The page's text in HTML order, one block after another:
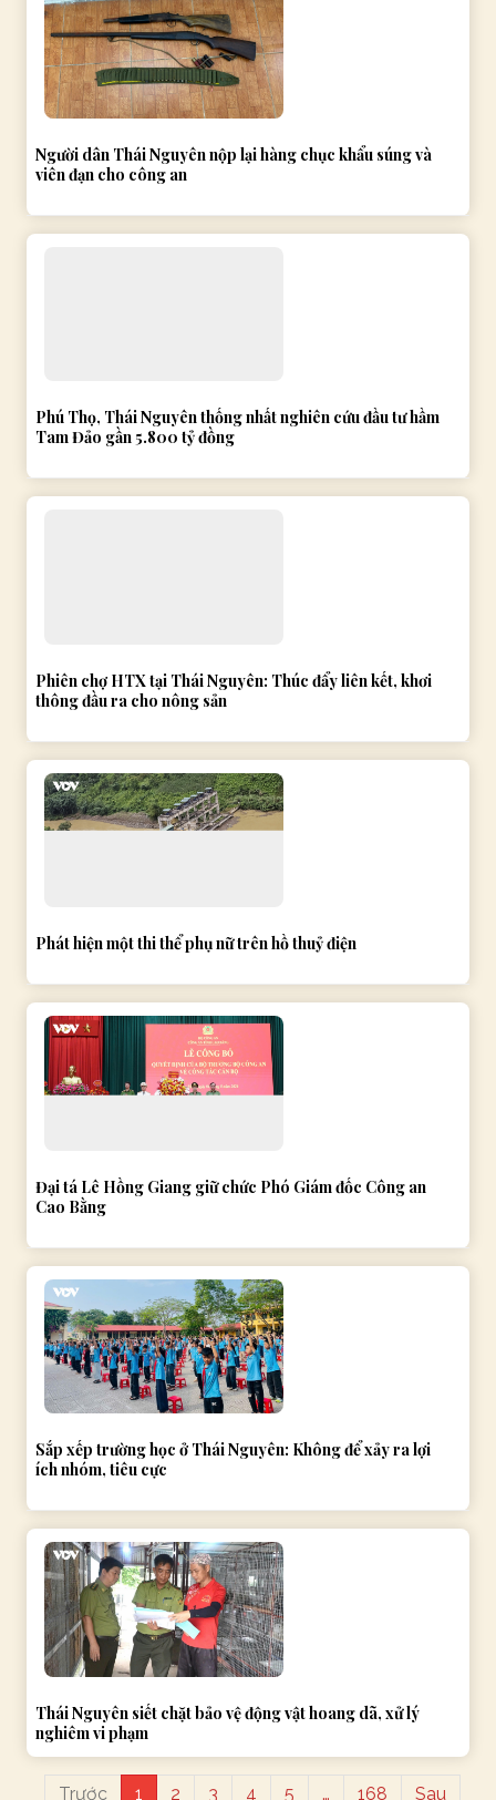
Người dân Thái Nguyên nộp lại hàng chục khẩu súng và
viên đạn cho công an
Phú Thọ, Thái Nguyên thống nhất nghiên cứu đầu tư hầm
Tam Đảo gần 5.800 tỷ đồng
Phiên chợ HTX tại Thái Nguyên: Thúc đẩy liên kết, khơi
thông đầu ra cho nông sản
Phát hiện một thi thể phụ nữ trên hồ thuỷ điện
Đại tá Lê Hồng Giang giữ chức Phó Giám đốc Công an
Cao Bằng
Sắp xếp trường học ở Thái Nguyên: Không để xảy ra lợi
ích nhóm, tiêu cực
Thái Nguyên siết chặt bảo vệ động vật hoang dã, xử lý
nghiêm vi phạm
Trước 1 2 3 4 5 … 168 Sau